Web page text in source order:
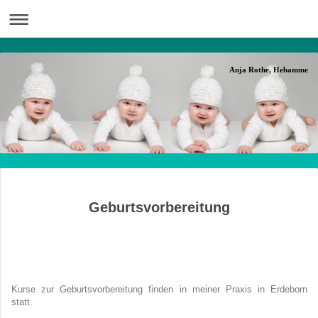
Anja Rothe, Hebamme
Geburtsvorbereitung
Kurse zur Geburtsvorbereitung finden in meiner Praxis in Erdeborn
statt.